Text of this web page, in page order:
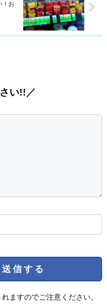
！お
い!!／
ますのでご注意ください。